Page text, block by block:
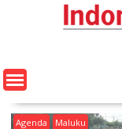
e
n
Agenda Maluku